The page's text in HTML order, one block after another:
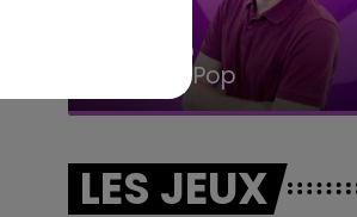
15h00 - 19h00
Le Club Champagne FM
LES JEUX